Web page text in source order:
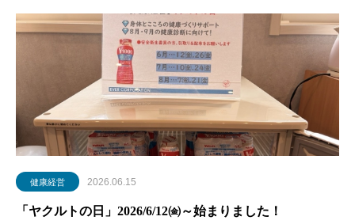
健康経営 2026.06.15
「ヤクルトの日」2026/6/12㈮～始まりました！